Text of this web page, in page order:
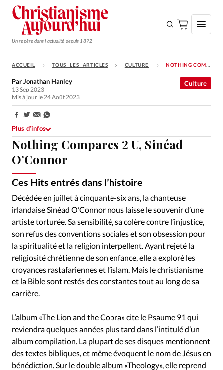
Un repère dans l'actualité depuis 1872
S'ABONNER
Monde
Opinions
Tous les articles
Faire un don
Emploi
Se connecter
Édition: Internationale
Devise: CHF
RUBRIQUES
Tous les articles
Actualité chrétienne
Actualité internationale
Chronique
Culture
Opinions
Publireportage
Relations Aujourd'hui
Société
Tour du monde des Eglises
Trait d'Ixène
Vécu
Vie Intérieure
ACCUEIL TOUS LES ARTICLES CULTURE NOTHING COMPARES 2 U, SINÉAD O’CONNOR
Nothing Compares 2 U, Sinéad
O’Connor
Ces Hits entrés dans l’histoire
Culture
ParJonathan Hanley
13 Sep 2023
Mis à jour le 24 Août 2023
Partager:
Plus d’infos
Décédée en juillet à cinquante-six ans, la chanteuse
irlandaise Sinéad O’Connor nous laisse le souvenir d’une
artiste torturée. Sa sensibilité, sa colère contre l’injustice,
son refus des conventions sociales et son obsession pour
la spiritualité et la religion interpellent. Ayant rejeté la
religiosité chrétienne de son enfance, elle a exploré les
croyances rastafariennes et l’islam. Mais le christianisme
et la Bible sont restés des constantes tout au long de sa
carrière.
L’album «The Lion and the Cobra» cite le Psaume 91 qui
reviendra quelques années plus tard dans l’intitulé d’un
album compilation. La plupart de ses disques mentionnent
des textes bibliques, et même évoquent le nom de Jésus en
bénédiction. Sur le double album «Theology», elle reprend